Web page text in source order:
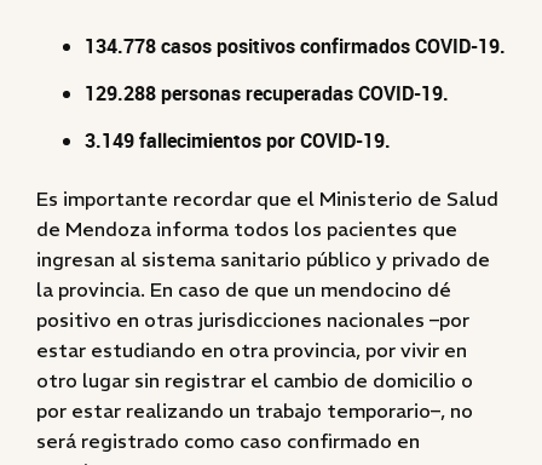
134.778 casos positivos confirmados COVID-19.
129.288 personas recuperadas COVID-19.
3.149 fallecimientos por COVID-19.
Es importante recordar que el Ministerio de Salud
de Mendoza informa todos los pacientes que
ingresan al sistema sanitario público y privado de
la provincia. En caso de que un mendocino dé
positivo en otras jurisdicciones nacionales –por
estar estudiando en otra provincia, por vivir en
otro lugar sin registrar el cambio de domicilio o
por estar realizando un trabajo temporario–, no
será registrado como caso confirmado en